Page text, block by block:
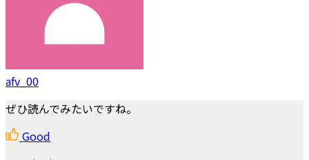
afv_00
ぜひ読んでみたいですね。
Good